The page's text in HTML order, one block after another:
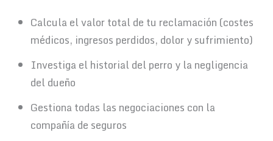
Calcula el valor total de tu reclamación (costes
médicos, ingresos perdidos, dolor y sufrimiento)
Investiga el historial del perro y la negligencia
del dueño
Gestiona todas las negociaciones con la
compañía de seguros